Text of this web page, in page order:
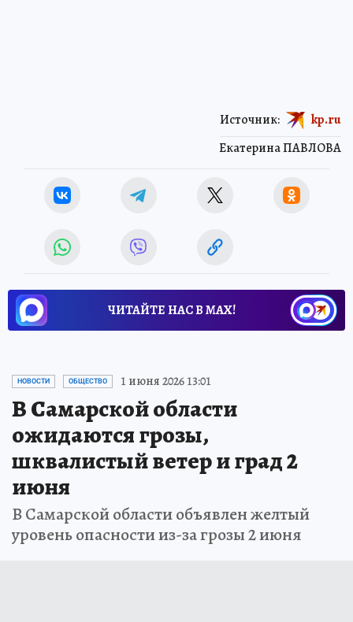
Екатерина ПАВЛОВА
Источник: kp.ru
ЧИТАЙТЕ НАС В МАХ!
НОВОСТИ ОБЩЕСТВО 1 июня 2026 13:01
В Самарской области
ожидаются грозы,
шквалистый ветер и град 2
июня
В Самарской области объявлен желтый
уровень опасности из-за грозы 2 июня